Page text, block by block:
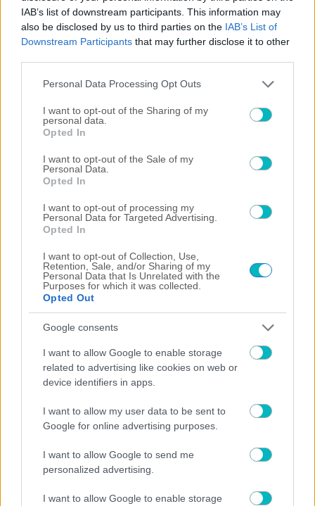
IAB’s list of downstream participants. This information may
also be disclosed by us to third parties on the IAB’s List of
Downstream Participants that may further disclose it to other
Please note that this website/app uses one or more Google
not limited to your visit or usage behaviour. You may click to
grant or deny consent to Google and its third-party tags to
use your data for below specified purposes in below Google
consent section.
Personal Data Processing Opt Outs
I want to opt-out of the Sharing of my
personal data.
Opted In
I want to opt-out of the Sale of my
Personal Data.
Opted In
I want to opt-out of processing my
Personal Data for Targeted Advertising.
Opted In
I want to opt-out of Collection, Use,
Retention, Sale, and/or Sharing of my
Personal Data that Is Unrelated with the
Purposes for which it was collected.
Opted Out
Google consents
I want to allow Google to enable storage
related to advertising like cookies on web or
device identifiers in apps.
I want to allow my user data to be sent to
Google for online advertising purposes.
I want to allow Google to send me
personalized advertising.
I want to allow Google to enable storage
ΔΙΕΘΝΗ
Η ενδεκάδα του Παναθηναϊκού κόντρα στην ΤΣΣΚΑ 1948
ΠΟΔΟΣΦΑΙΡΟ ΑΕΚ
05/08/2026 | 20:29:48
Το πρώτο «μήνυμα» του Λιβάι Γκαρσία για τον δανεισμό του στον
Παναθηναϊκό (ΦΩΤΟ)
05/08/2026 | 20:21:36
SUPER LEAGUE
Στη Θεσσαλονίκη για τον ΠΑΟΚ ο Γιαννούλης
Γιάννης Κορομηλάς